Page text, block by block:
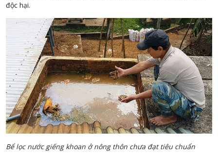
độc hại.
Bể lọc nước giếng khoan ở nông thôn chưa đạt tiêu chuẩn